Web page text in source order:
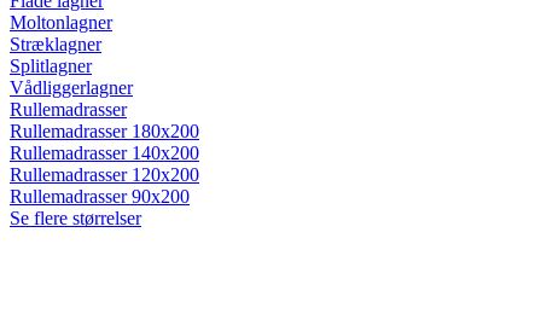
Moltonlagner
Stræklagner
Splitlagner
Vådliggerlagner
Rullemadrasser
Rullemadrasser 180x200
Rullemadrasser 140x200
Rullemadrasser 120x200
Rullemadrasser 90x200
Se flere størrelser